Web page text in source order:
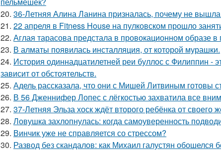
20. 36-Летняя Алина Ланина призналась, почему не вышла
21. 22 апреля в Fitness House на пулковском прошло
22. Аглая тарасова предстала в провокационном образе в
23. В алматы появилась инсталляция, от которой мурашки.
24. История одиннадцатилетней реи буллос с Филиппин -
зависит от обстоятельств.
25. Адель рассказала, что они с Мишей Литвиным готовы
26. В 56 Дженнифер Лопес с лёгкостью захватила все
27. 37-Летняя Эльза хоск ждёт второго ребёнка от своего
28. Ловушка захлопнулась: когда самоуверенность
29. Винчик уже не справляется со стрессом?
30. Развод без скандалов: как Михаил галустян обошелся